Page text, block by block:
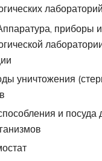
лабораторий
приборы
уничтожения
и посуда